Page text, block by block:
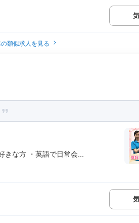
類似求人を見る
な方 ・英語で日常会...